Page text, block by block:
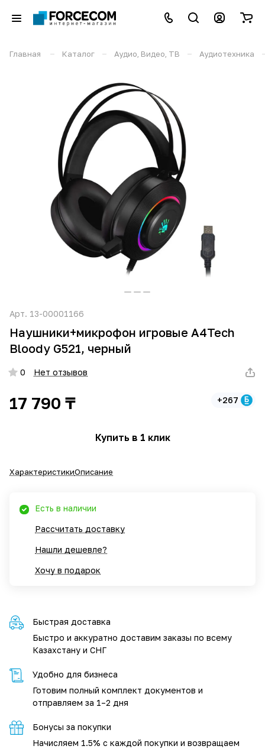
Главная – Каталог – Аудио, Видео, ТВ – Аудиотехника
Арт. 13-00001166
Наушники+микрофон игровые A4Tech
Bloody G521, черный
0 Нет отзывов
17 790 ₸ +267
Купить в 1 клик
ХарактеристикиОписание
Есть в наличии
Рассчитать доставку
Нашли дешевле?
Хочу в подарок
Быстрая доставка
Быстро и аккуратно доставим заказы по всему
Казахстану и СНГ
Удобно для бизнеса
Готовим полный комплект документов и
отправляем за 1–2 дня
Бонусы за покупки
Начисляем 1.5% с каждой покупки и возвращаем